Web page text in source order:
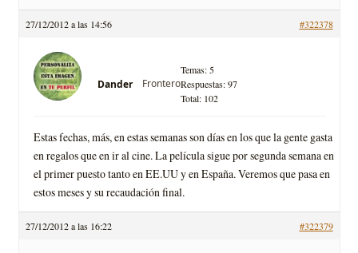
27/12/2012 a las 14:56 #322378
Dander Frontero
Temas: 5
Respuestas: 97
Total: 102
Estas fechas, más, en estas semanas son días en los que la gente gasta
en regalos que en ir al cine. La película sigue por segunda semana en
el primer puesto tanto en EE.UU y en España. Veremos que pasa en
estos meses y su recaudación final.
27/12/2012 a las 16:22 #322379